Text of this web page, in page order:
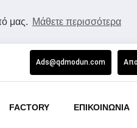
μας. Μάθετε περισσότερα
Ads@qdmodun.com
FACTORY ΕΠΙΚΟΙΝΩΝΙΑ